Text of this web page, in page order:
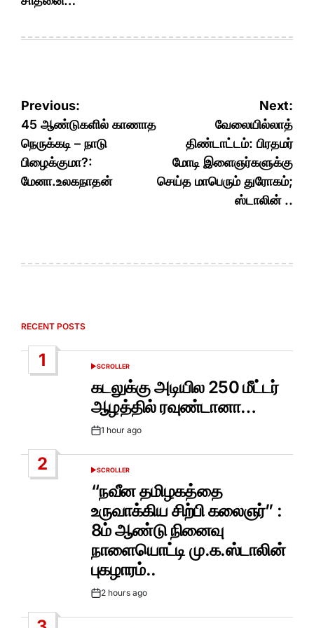
Post
navigation
Previous:
45 ஆண்டுகளில் காணாத
நெருக்கடி – நாடு
பிழைக்குமா?:
மேனா.உலகநாதன்
Next:
வேலையில்லாத்
திண்டாட்டம்: பிரதமர்
மோடி இளைஞர்களுக்கு
செய்த மாபெரும் துரோகம்;
ஸ்டாலின் ..
RECENT POSTS
1
POSTED
SCROLLER
கடலுக்கு அடியில 250 மீட்டர்
ஆழத்தில் ரவுண்டானா…
Post1 hour ago
2
POSTED
IN
SCROLLER
“நவீன தமிழகத்தை
உருவாக்கிய சிற்பி கலைஞர்” :
8ம் ஆண்டு நினைவு
நாளையொட்டி மு.க.ஸ்டாலின்
புகழாரம்..
Post2 hours ago